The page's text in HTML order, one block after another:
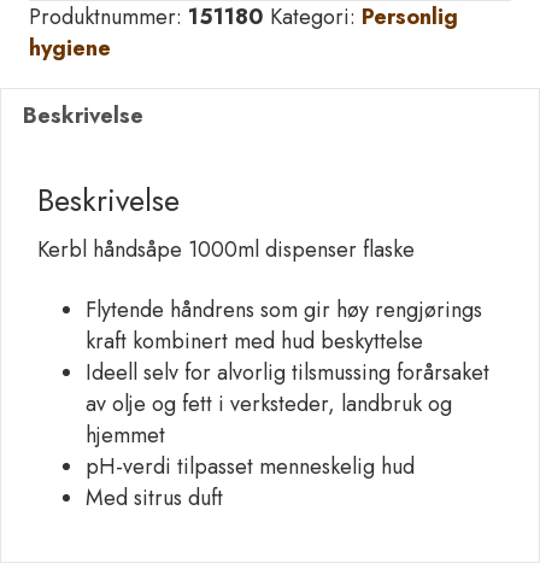
dispenser
flaske
antall
Produktnummer: 151180 Kategori: Personlig
hygiene
Beskrivelse
Beskrivelse
Kerbl håndsåpe 1000ml dispenser flaske
Flytende håndrens som gir høy rengjørings
kraft kombinert med hud beskyttelse
Ideell selv for alvorlig tilsmussing forårsaket
av olje og fett i verksteder, landbruk og
hjemmet
pH-verdi tilpasset menneskelig hud
Med sitrus duft